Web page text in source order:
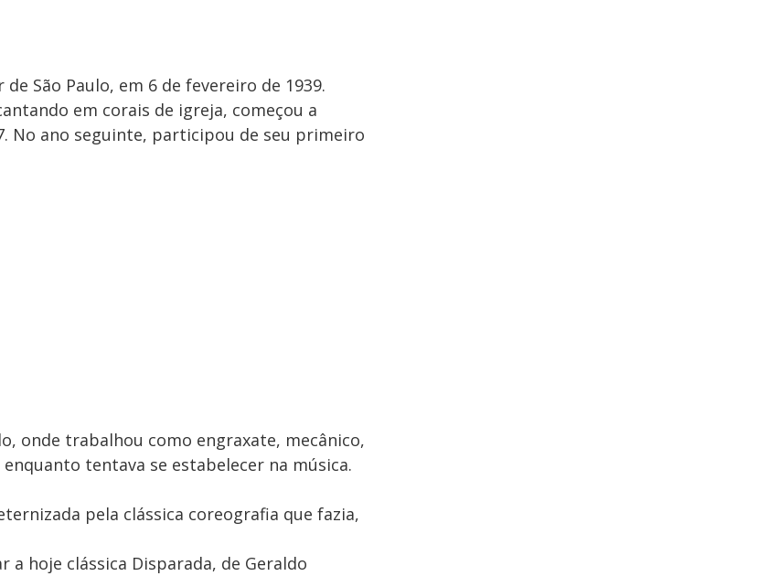
São Paulo, em 6 de fevereiro de 1939.
em corais de igreja, começou a
No ano seguinte, participou de seu primeiro
onde trabalhou como engraxate, mecânico,
tentava se estabelecer na música.
pela clássica coreografia que fazia,
hoje clássica Disparada, de Geraldo